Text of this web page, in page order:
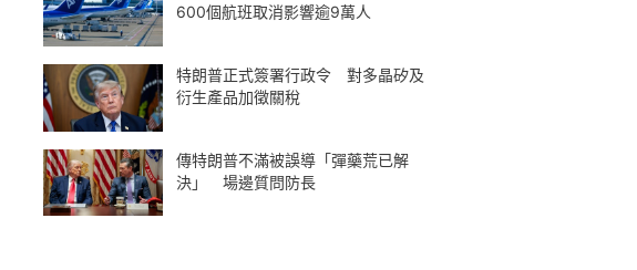
600個航班取消影響逾9萬人
特朗普正式簽署行政令 對多晶矽及
衍生產品加徵關稅
傳特朗普不滿被誤導「彈藥荒已解
決」 場邊質問防長